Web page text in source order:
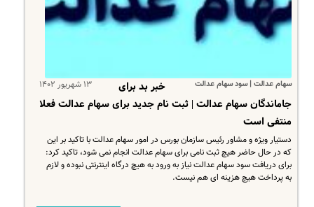
سهام عدالت | سود سهام عدالت ۱۳ شهریور ۱۴۰۲
خبر بد برای
جاماندگان سهام عدالت | ثبت نام جدید برای سهام عدالت فعلا
منتفی است
دستیار ویژه و مشاور رئیس سازمان بورس در امور سهام عدالت با تاکید بر این
که در حال حاضر هیچ ثبت نامی برای سهام عدالت انجام نمی شود، تاکید کرد:
برای دریافت سود سهام عدالت نیاز به ورود به هیچ درگاه اینترنتی نبوده و لازم
به پرداخت هیچ هزینه ای هم نیست.